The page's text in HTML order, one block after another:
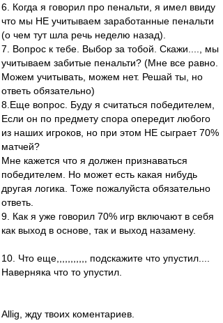
6. Когда я говорил про пенальти, я имел ввиду
что мы НЕ учитываем заработанные пенальти
(о чем тут шла речь неделю назад).
7. Вопрос к тебе. Выбор за тобой. Скажи...., мы
учитываем забитые пенальти? (Мне все равно.
Можем учитывать, можем нет. Решай ты, но
ответь обязательно)
8.Еще вопрос. Буду я считаться победителем,
Если он по предмету спора опередит любого
из наших игроков, но при этом НЕ сыграет 70%
матчей?
Мне кажется что я должен признаваться
победителем. Но может есть какая нибудь
другая логика. Тоже пожалуйста обязательно
ответь.
9. Как я уже говорил 70% игр включают в себя
как выход в основе, так и выход назамену.
10. Что еще,,,,,,,,,,, подскажите что упустил....
Наверняка что то упустил.
Allig, жду твоих коментариев.